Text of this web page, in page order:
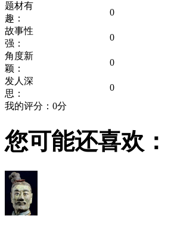
题材有
趣：
0
故事性
强：
0
角度新
颖：
0
发人深
思：
0
我的评分： 0分
您可能还喜欢：